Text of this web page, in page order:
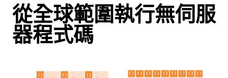
從全球範圍執行無伺服
器程式碼